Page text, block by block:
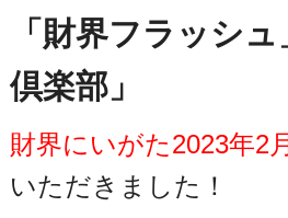
「財界フラッシ
倶楽部」
財界にいがた2023年2
いただきました！